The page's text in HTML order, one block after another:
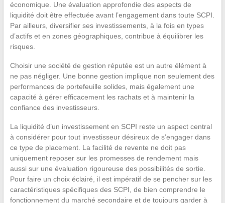
économique. Une évaluation approfondie des aspects de
liquidité doit être effectuée avant l’engagement dans toute SCPI.
Par ailleurs, diversifier ses investissements, à la fois en types
d’actifs et en zones géographiques, contribue à équilibrer les
risques.
Choisir une société de gestion réputée est un autre élément à
ne pas négliger. Une bonne gestion implique non seulement des
performances de portefeuille solides, mais également une
capacité à gérer efficacement les rachats et à maintenir la
confiance des investisseurs.
La liquidité d’un investissement en SCPI reste un aspect central
à considérer pour tout investisseur désireux de s’engager dans
ce type de placement. La facilité de revente ne doit pas
uniquement reposer sur les promesses de rendement mais
aussi sur une évaluation rigoureuse des possibilités de sortie.
Pour faire un choix éclairé, il est impératif de se pencher sur les
caractéristiques spécifiques des SCPI, de bien comprendre le
fonctionnement du marché secondaire et de toujours garder à